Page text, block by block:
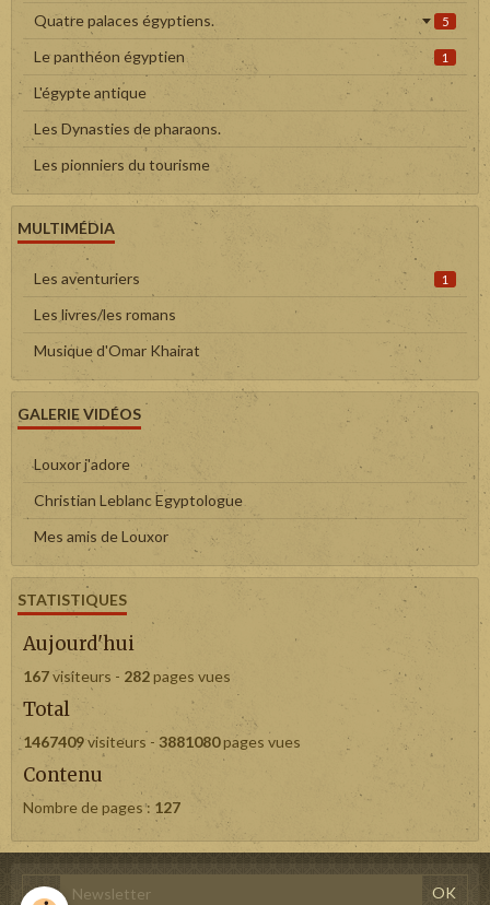
Quatre palaces égyptiens. 5
Le panthéon égyptien 1
L'égypte antique
Les Dynasties de pharaons.
Les pionniers du tourisme
MULTIMÉDIA
Les aventuriers 1
Les livres/les romans
Musique d'Omar Khairat
GALERIE VIDÉOS
Louxor j'adore
Christian Leblanc Egyptologue
Mes amis de Louxor
STATISTIQUES
Aujourd'hui
167visiteurs - 282pages vues
Total
1467409visiteurs - 3881080pages vues
Contenu
Nombre de pages : 127